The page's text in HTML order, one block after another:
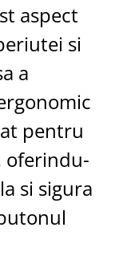
aspect
si
a
pentru
oferindu-
si sigura